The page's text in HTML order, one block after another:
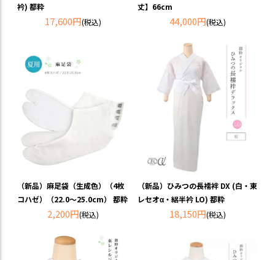
衿) 都粋
17,600円(税込)
丈】66cm
44,000円(税込)
（新品）麻足袋（生成色）（4枚
コハゼ）（22.0～25.0cm） 都粋
2,200円(税込)
（新品）ひみつの長襦袢 DX (白・東
レセオα・絽半衿 LO) 都粋
18,150円(税込)